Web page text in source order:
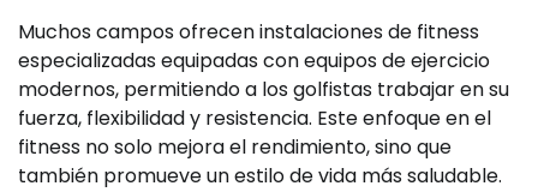
Muchos campos ofrecen instalaciones de fitness
especializadas equipadas con equipos de ejercicio
modernos, permitiendo a los golfistas trabajar en su
fuerza, flexibilidad y resistencia. Este enfoque en el
fitness no solo mejora el rendimiento, sino que
también promueve un estilo de vida más saludable.